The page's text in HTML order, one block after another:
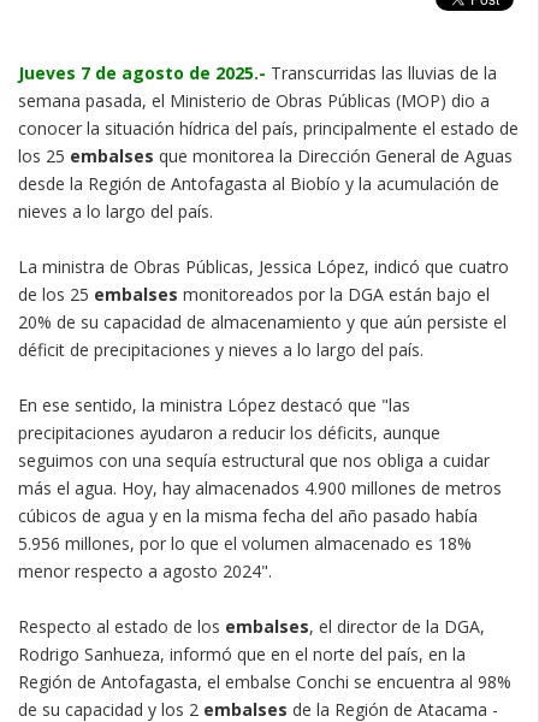
Jueves 7 de agosto de 2025.- Transcurridas las lluvias de la
semana pasada, el Ministerio de Obras Públicas (MOP) dio a
conocer la situación hídrica del país, principalmente el estado de
los 25 embalses que monitorea la Dirección General de Aguas
desde la Región de Antofagasta al Biobío y la acumulación de
nieves a lo largo del país.
La ministra de Obras Públicas, Jessica López, indicó que cuatro
de los 25 embalses monitoreados por la DGA están bajo el
20% de su capacidad de almacenamiento y que aún persiste el
déficit de precipitaciones y nieves a lo largo del país.
En ese sentido, la ministra López destacó que "las
precipitaciones ayudaron a reducir los déficits, aunque
seguimos con una sequía estructural que nos obliga a cuidar
más el agua. Hoy, hay almacenados 4.900 millones de metros
cúbicos de agua y en la misma fecha del año pasado había
5.956 millones, por lo que el volumen almacenado es 18%
menor respecto a agosto 2024".
Respecto al estado de los embalses, el director de la DGA,
Rodrigo Sanhueza, informó que en el norte del país, en la
Región de Antofagasta, el embalse Conchi se encuentra al 98%
de su capacidad y los 2 embalses de la Región de Atacama -